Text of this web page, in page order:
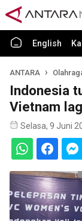
English
ANTARA
Indonesia
Vietnam
Selasa, 9 Juni